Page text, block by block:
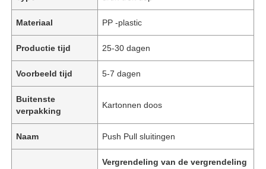
Materiaal PP -plastic
Productie tijd 25-30 dagen
Voorbeeld tijd 5-7 dagen
Buitenste
verpakking
Kartonnen doos
Naam Push Pull sluitingen
Vergrendeling van de vergrendeling